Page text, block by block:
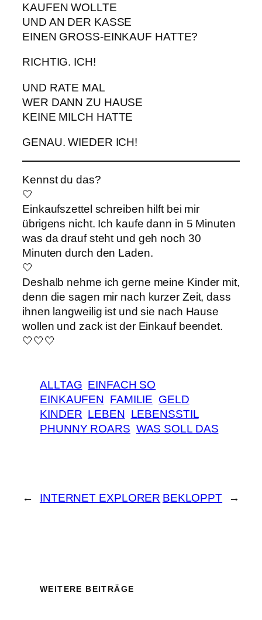
KAUFEN WOLLTE
UND AN DER KASSE
EINEN GROSS-EINKAUF HATTE?
RICHTIG. ICH!
UND RATE MAL
WER DANN ZU HAUSE
KEINE MILCH HATTE
GENAU. WIEDER ICH!
Kennst du das?
🤍
Einkaufszettel schreiben hilft bei mir
übrigens nicht. Ich kaufe dann in 5 Minuten
was da drauf steht und geh noch 30
Minuten durch den Laden.
🤍
Deshalb nehme ich gerne meine Kinder mit,
denn die sagen mir nach kurzer Zeit, dass
ihnen langweilig ist und sie nach Hause
wollen und zack ist der Einkauf beendet.
🤍🤍🤍
ALLTAG EINFACH SO
EINKAUFEN FAMILIE GELD
KINDER LEBEN LEBENSSTIL
PHUNNY ROARS WAS SOLL DAS
← INTERNET EXPLORER BEKLOPPT →
WEITERE BEITRÄGE